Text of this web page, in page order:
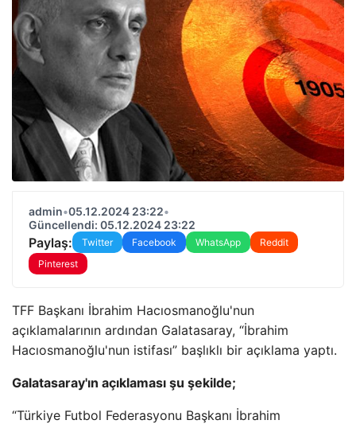
admin•05.12.2024 23:22•
Güncellendi: 05.12.2024 23:22
Paylaş: Twitter Facebook WhatsApp
Reddit
Pinterest
TFF Başkanı İbrahim Hacıosmanoğlu'nun
açıklamalarının ardından Galatasaray, “İbrahim
Hacıosmanoğlu'nun istifası” başlıklı bir açıklama yaptı.
Galatasaray'ın açıklaması şu şekilde;
“Türkiye Futbol Federasyonu Başkanı İbrahim